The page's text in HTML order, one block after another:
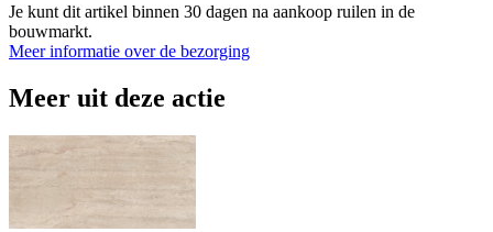
Je kunt dit artikel binnen 30 dagen na aankoop ruilen in de
bouwmarkt.
Meer informatie over de bezorging
Meer uit deze actie